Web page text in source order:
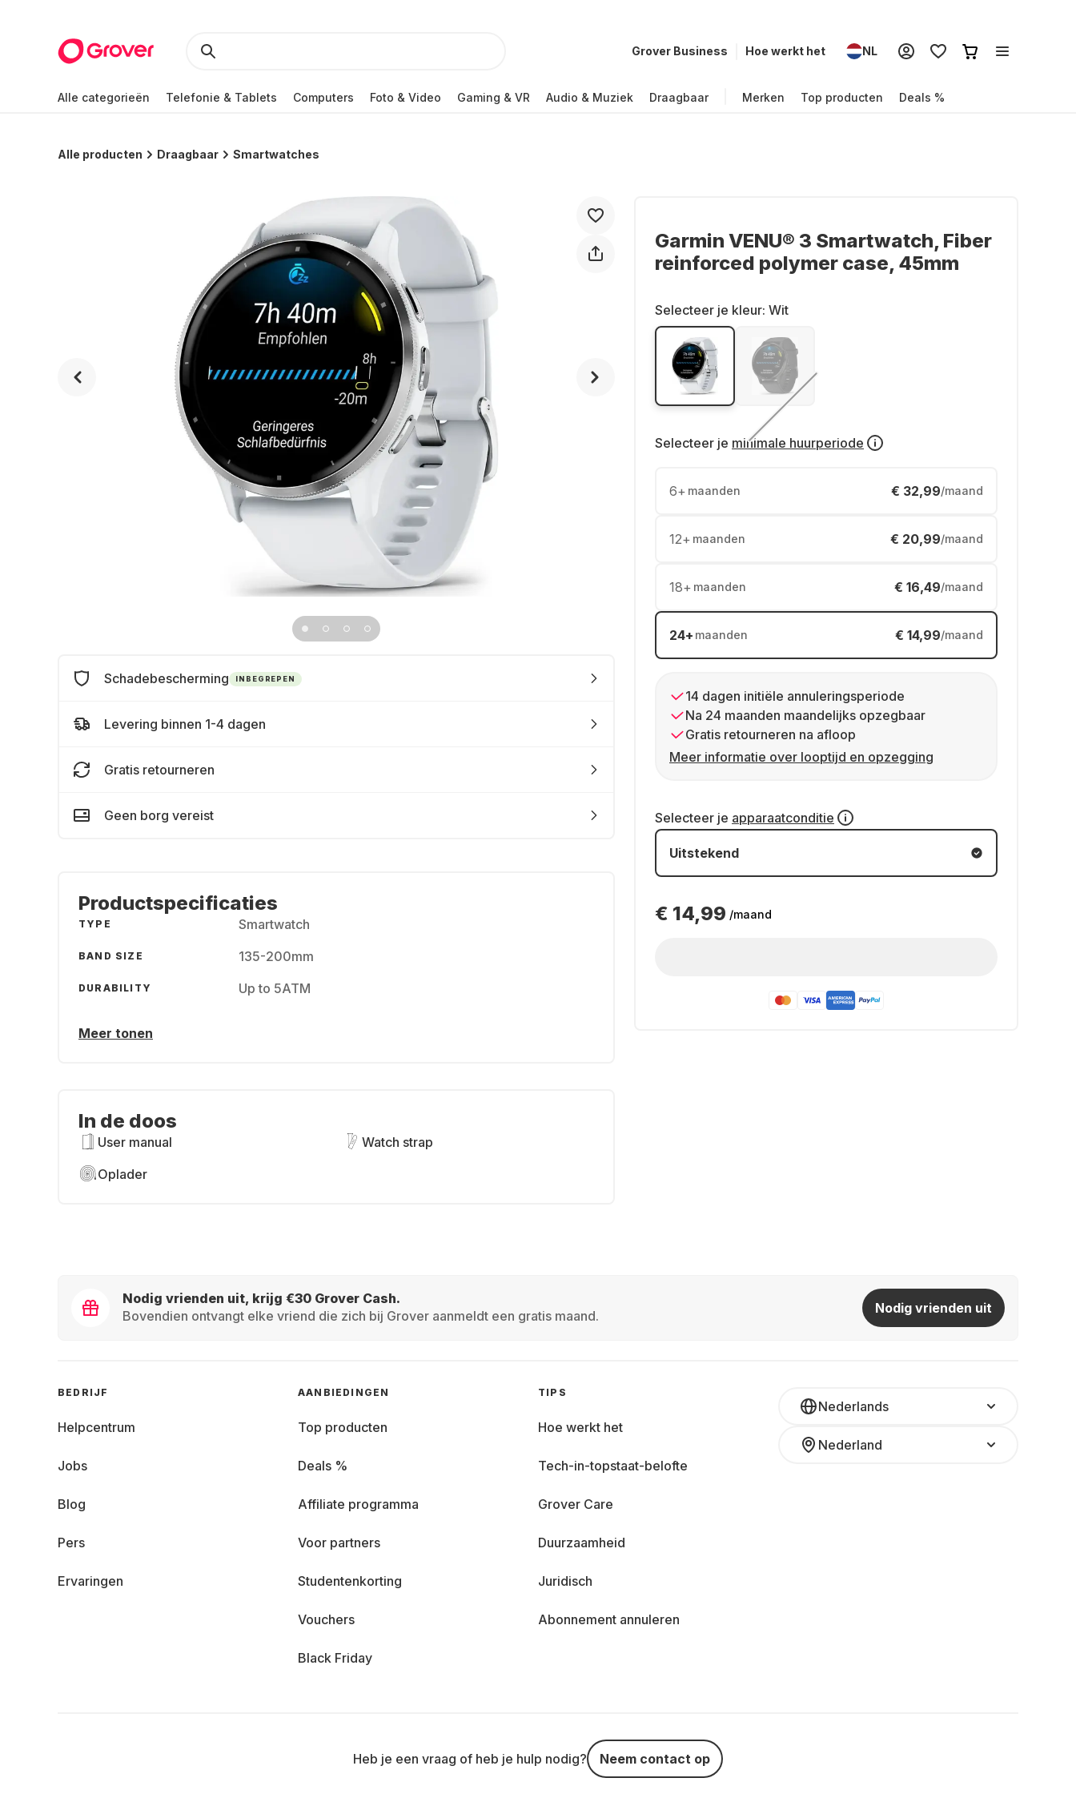
Grover Business Hoe werkt het NL
Alle categorieën Telefonie & Tablets Computers Foto & Video Gaming & VR Audio & Muziek Draagbaar Merken Top producten Deals %
Alle producten Draagbaar Smartwatches
Garmin VENU® 3 Smartwatch, Fiber
reinforced polymer case, 45mm
Selecteer je kleur: Wit
Selecteer je minimale huurperiode
6+ maanden € 32,99/maand
12+ maanden € 20,99/maand
18+ maanden € 16,49/maand
24+ maanden € 14,99/maand
14 dagen initiële annuleringsperiode
Na 24 maanden maandelijks opzegbaar
Gratis retourneren na afloop
Meer informatie over looptijd en opzegging
Selecteer je apparaatconditie
Uitstekend
€ 14,99 /maand
Schadebescherming INBEGREPEN
Levering binnen 1-4 dagen
Gratis retourneren
Geen borg vereist
Productspecificaties
TYPE Smartwatch
BAND SIZE 135-200mm
DURABILITY Up to 5ATM
Meer tonen
In de doos
User manual
Watch strap
Oplader
Nodig vrienden uit, krijg €30 Grover Cash.
Bovendien ontvangt elke vriend die zich bij Grover aanmeldt een gratis maand.
Nodig vrienden uit
Nederlands
Nederland
BEDRIJF
Helpcentrum
Jobs
Blog
Pers
Ervaringen
AANBIEDINGEN
Top producten
Deals %
Affiliate programma
Voor partners
Studentenkorting
Vouchers
Black Friday
TIPS
Hoe werkt het
Tech-in-topstaat-belofte
Grover Care
Duurzaamheid
Juridisch
Abonnement annuleren
Heb je een vraag of heb je hulp nodig? Neem contact op